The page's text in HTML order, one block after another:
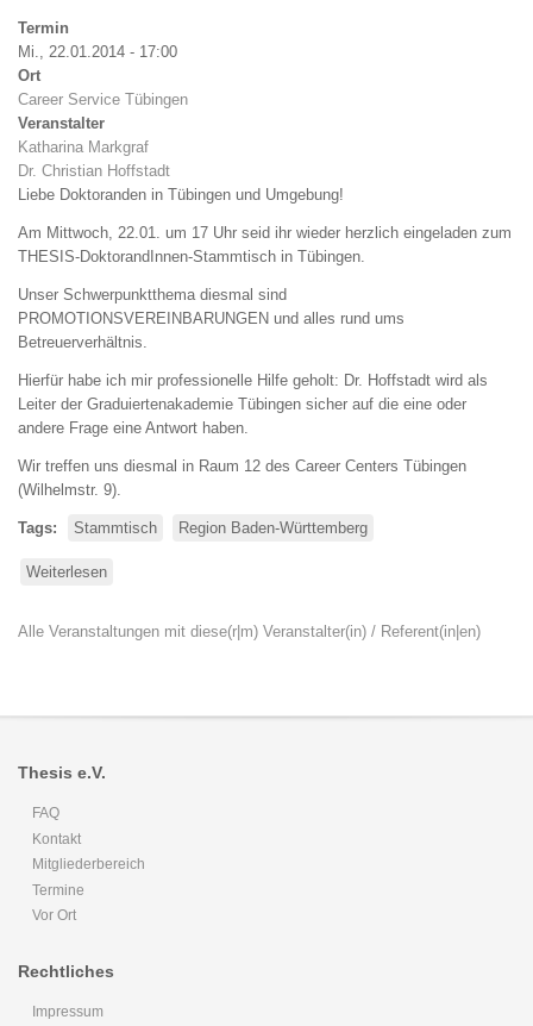
Termin
Mi., 22.01.2014 - 17:00
Ort
Career Service Tübingen
Veranstalter
Katharina Markgraf
Dr. Christian Hoffstadt
Liebe Doktoranden in Tübingen und Umgebung!
Am Mittwoch, 22.01. um 17 Uhr seid ihr wieder herzlich eingeladen zum
THESIS-DoktorandInnen-Stammtisch in Tübingen.
Unser Schwerpunktthema diesmal sind
PROMOTIONSVEREINBARUNGEN und alles rund ums
Betreuerverhältnis.
Hierfür habe ich mir professionelle Hilfe geholt: Dr. Hoffstadt wird als
Leiter der Graduiertenakademie Tübingen sicher auf die eine oder
andere Frage eine Antwort haben.
Wir treffen uns diesmal in Raum 12 des Career Centers Tübingen
(Wilhelmstr. 9).
Tags Stammtisch Region Baden-Württemberg
Weiterlesen
Alle Veranstaltungen mit diese(r|m) Veranstalter(in) / Referent(in|en)
Thesis e.V.
FAQ
Kontakt
Mitgliederbereich
Termine
Vor Ort
Rechtliches
Impressum